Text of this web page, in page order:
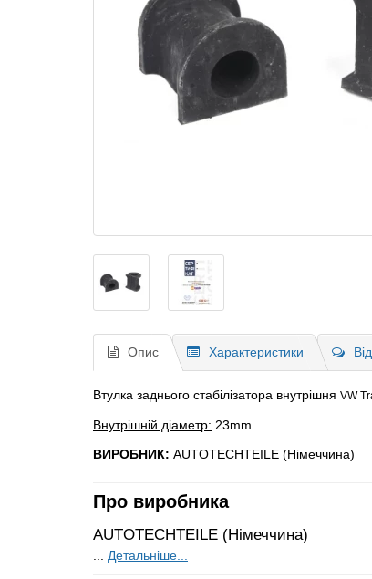
Опис Характеристики
Втулка заднього стабілізатора внутрішня VW
Внутрішній діаметр: 23mm
ВИРОБНИК: AUTOTECHTEILE (Німеччина)
Про виробника
AUTOTECHTEILE (Німеччина)
... Детальніше...